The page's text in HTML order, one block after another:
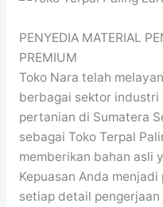
PENYEDIA MATERIAL
PREMIUM
Toko Nara telah
berbagai sektor industri
pertanian di Sumatera
sebagai Toko Terpal
memberikan bahan asli
Kepuasan Anda
setiap detail